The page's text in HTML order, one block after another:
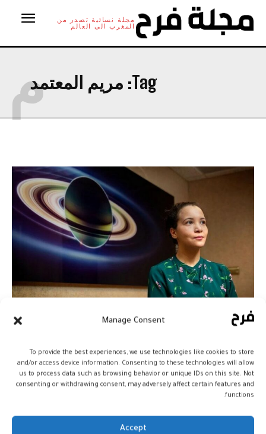
Manage Consent
To provide the best experiences, we use technologies like cookies to store
and/or access device information. Consenting to these technologies will allow
us to process data such as browsing behavior or unique IDs on this site. Not
consenting or withdrawing consent, may adversely affect certain features and
functions.
Accept
مجلة نسائية تصدر من
المغرب الى العالم
Tag: مريم المعتمدم
رسم خارطة النجوم
أخبار 10 مارس، 2026